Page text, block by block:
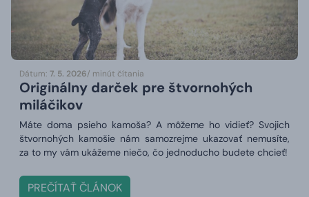
Dátum: 7. 5. 2026/ minút čítania
Originálny darček pre štvornohých
miláčikov
Máte doma psieho kamoša? A môžeme ho vidieť? Svojich
štvornohých kamošie nám samozrejme ukazovať nemusíte,
za to my vám ukážeme niečo, čo jednoducho budete chcieť!
PREČÍTAŤ ČLÁNOK